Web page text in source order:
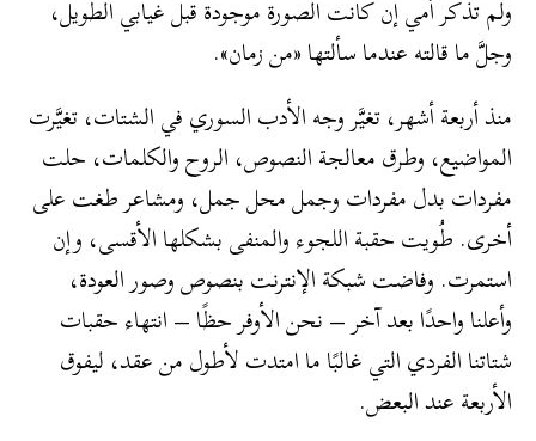
ولم تذكر أمي إن كانت الصورة موجودة قبل غيابي الطويل،
وجلَّ ما قالته عندما سألتها «من زمان».
منذ أربعة أشهر، تغيَّر وجه الأدب السوري في الشتات، تغيَّرت
المواضيع، وطرق معالجة النصوص، الروح والكلمات، حلت
مفردات بدل مفردات وجمل محل جمل، ومشاعر طغت على
أخرى. طُويت حقبة اللجوء والمنفى بشكلها الأقسى، وإن
استمرت. وفاضت شبكة الإنترنت بنصوص وصور العودة،
وأعلنا واحدًا بعد آخر – نحن الأوفر حظًا – انتهاء حقبات
شتاتنا الفردي التي غالبًا ما امتدت لأطول من عقد، ليفوق
الأربعة عند البعض.